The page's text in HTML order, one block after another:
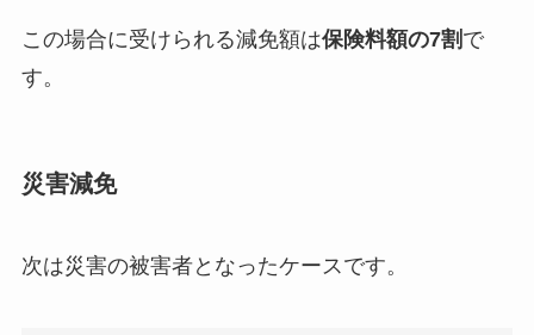
この場合に受けられる減免額は保険料額の7割 で
す。
災害減免
次は災害の被害者となったケースです。